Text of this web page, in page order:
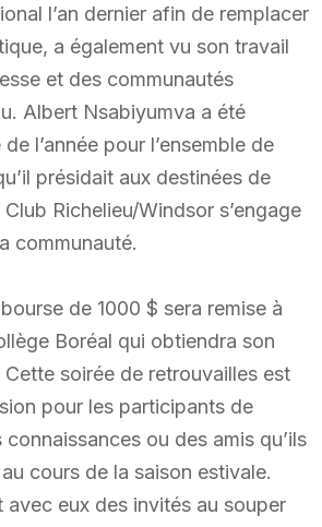
l’an dernier afin de remplacer
a également vu son travail
et des communautés
Albert Nsabiyumva a été
l’année pour l’ensemble de
présidait aux destinées de
Richelieu/Windsor s’engage
communauté.
de 1000 $ sera remise à
Boréal qui obtiendra son
soirée de retrouvailles est
pour les participants de
ou des amis qu’ils
cours de la saison estivale.
avec eux des invités au souper